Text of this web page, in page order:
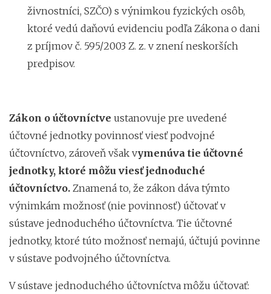
živnostníci, SZČO) s výnimkou fyzických osôb,
ktoré vedú daňovú evidenciu podľa Zákona o dani
z príjmov č. 595/2003 Z. z. v znení neskorších
predpisov.
Zákon o účtovníctve ustanovuje pre uvedené
účtovné jednotky povinnosť viesť podvojné
účtovníctvo, zároveň však vymenúva tie účtovné
jednotky, ktoré môžu viesť jednoduché
účtovníctvo. Znamená to, že zákon dáva týmto
výnimkám možnosť (nie povinnosť) účtovať v
sústave jednoduchého účtovníctva. Tie účtovné
jednotky, ktoré túto možnosť nemajú, účtujú povinne
v sústave podvojného účtovníctva.
V sústave jednoduchého účtovníctva môžu účtovať: